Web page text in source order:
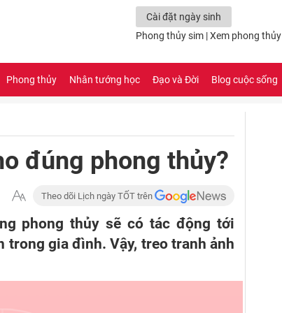
Cài đặt ngày sinh
Phong thủy sim |Xem phong thủy
Phong thủy Nhân tướng học Đạo và Đời Blog cuộc sống
đúng phong thủy?
Theo dõi Lịch ngày TỐT trên
phong thủy sẽ có tác động tới
trong gia đình. Vậy, treo tranh ảnh